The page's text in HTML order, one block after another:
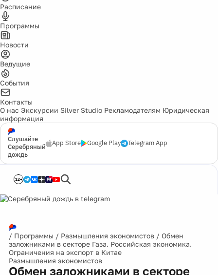
Расписание
Программы
Новости
Ведущие
События
Контакты
О нас Экскурсии Silver Studio Рекламодателям Юридическая
информация
Слушайте
Серебряный
дождь
App Store Google Play Telegram App
12+
/ Программы / Размышления экономистов / Обмен
заложниками в секторе Газа. Российская экономика.
Ограничения на экспорт в Китае
Размышления экономистов
Обмен заложниками в секторе